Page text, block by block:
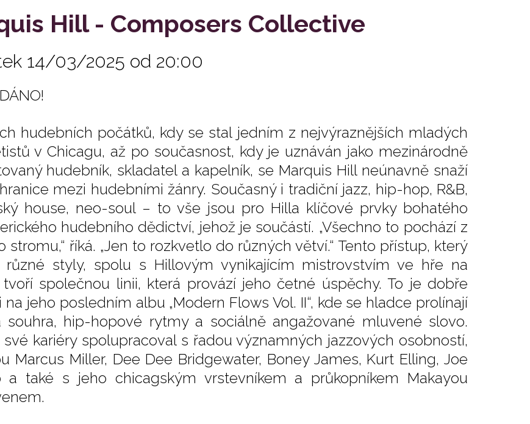
Hill - Composers Collective
14/03/2025 od 20:00
hudebních počátků, kdy se stal jedním z nejvýraznějších mladých
v Chicagu, až po současnost, kdy je uznáván jako mezinárodně
hudebník, skladatel a kapelník, se Marquis Hill neúnavně snaží
mezi hudebními žánry. Současný i tradiční jazz, hip-hop, R&B,
house, neo-soul – to vše jsou pro Hilla klíčové prvky bohatého
hudebního dědictví, jehož je součástí. „Všechno to pochází z
stromu,“ říká. „Jen to rozkvetlo do různých větví.“ Tento přístup, který
různé styly, spolu s Hillovým vynikajícím mistrovstvím ve hře na
tvoří společnou linii, která provází jeho četné úspěchy. To je dobře
na jeho posledním albu „Modern Flows Vol. II“, kde se hladce prolínají
souhra, hip-hopové rytmy a sociálně angažované mluvené slovo.
své kariéry spolupracoval s řadou významných jazzových osobností,
Marcus Miller, Dee Dee Bridgewater, Boney James, Kurt Elling, Joe
a také s jeho chicagským vrstevníkem a průkopníkem Makayou